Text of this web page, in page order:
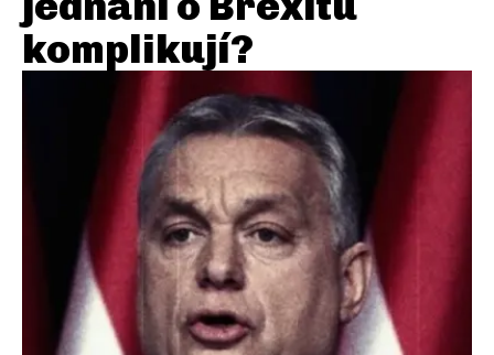
komplikují?